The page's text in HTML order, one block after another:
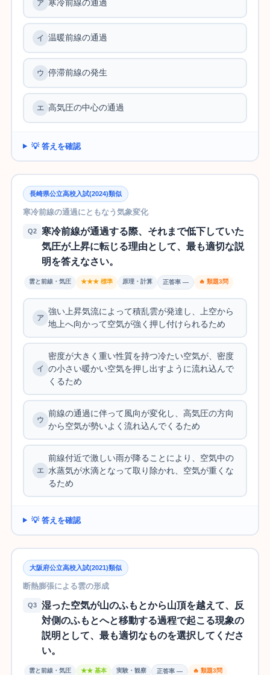
寒冷前線の通過
温暖前線の通過
停滞前線の発生
高気圧の中心の通過
💡 答えを確認
長崎県公立高校入試(2024)類似
寒冷前線の通過にともなう気象変化
Q2
寒冷前線が通過する際、それまで低下していた
気圧が上昇に転じる理由として、最も適切な説
明を答えなさい。
雲と前線・気圧 ★★★ 標準 原理・計算 正答率 — 🔥 類題3問
強い上昇気流によって積乱雲が発達し、上空から
地上へ向かって空気が強く押し付けられるため
密度が大きく重い性質を持つ冷たい空気が、密度
の小さい暖かい空気を押し出すように流れ込んで
くるため
前線の通過に伴って風向が変化し、高気圧の方向
から空気が勢いよく流れ込んでくるため
前線付近で激しい雨が降ることにより、空気中の
水蒸気が水滴となって取り除かれ、空気が重くな
るため
💡 答えを確認
大阪府公立高校入試(2021)類似
断熱膨張による雲の形成
Q3
湿った空気が山のふもとから山頂を越えて、反
対側のふもとへと移動する過程で起こる現象の
説明として、最も適切なものを選択してくださ
い。
雲と前線・気圧 ★★ 基本 実験・観察 正答率 — 🔥 類題3問